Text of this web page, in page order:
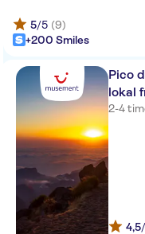
Pestana Royal
Quintinha de
Madeira Bright
Pestana Casino
Casino
NO-PICKUP
Pestana
Resort
5/5 (9)
+200 Smiles
Pico
lokal
2-4
4,5